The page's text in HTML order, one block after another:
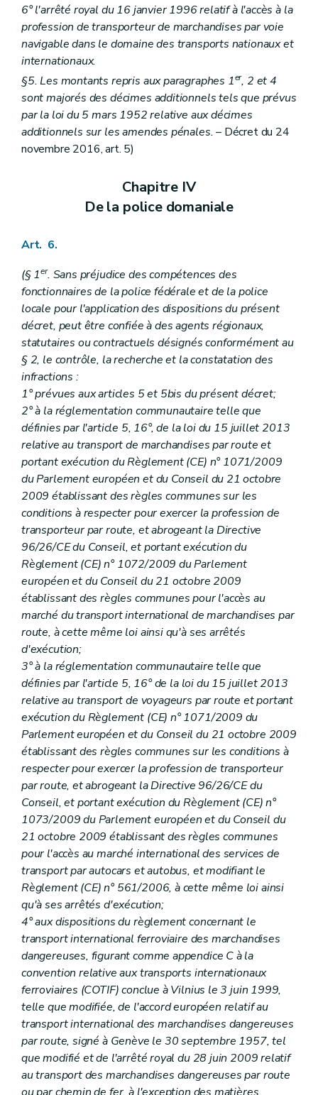
6° l'arrêté royal du 16 janvier 1996 relatif à l'accès à la
profession de transporteur de marchandises par voie
navigable dans le domaine des transports nationaux et
internationaux.
§5. Les montants repris aux paragraphes 1er, 2 et 4
sont majorés des décimes additionnels tels que prévus
par la loi du 5 mars 1952 relative aux décimes
additionnels sur les amendes pénales.– Décret du 24
novembre 2016, art. 5)
Chapitre IV
De la police domaniale
Art. 6.
(§ 1er. Sans préjudice des compétences des
fonctionnaires de la police fédérale et de la police
locale pour l'application des dispositions du présent
décret, peut être confiée à des agents régionaux,
statutaires ou contractuels désignés conformément au
§ 2, le contrôle, la recherche et la constatation des
infractions :
1° prévues aux articles 5 et 5bis du présent décret;
2° à la réglementation communautaire telle que
définies par l'article 5, 16°, de la loi du 15 juillet 2013
relative au transport de marchandises par route et
portant exécution du Règlement (CE) n° 1071/2009
du Parlement européen et du Conseil du 21 octobre
2009 établissant des règles communes sur les
conditions à respecter pour exercer la profession de
transporteur par route, et abrogeant la Directive
96/26/CE du Conseil, et portant exécution du
Règlement (CE) n° 1072/2009 du Parlement
européen et du Conseil du 21 octobre 2009
établissant des règles communes pour l'accès au
marché du transport international de marchandises par
route, à cette même loi ainsi qu'à ses arrêtés
d'exécution;
3° à la réglementation communautaire telle que
définies par l'article 5, 16° de la loi du 15 juillet 2013
relative au transport de voyageurs par route et portant
exécution du Règlement (CE) n° 1071/2009 du
Parlement européen et du Conseil du 21 octobre 2009
établissant des règles communes sur les conditions à
respecter pour exercer la profession de transporteur
par route, et abrogeant la Directive 96/26/CE du
Conseil, et portant exécution du Règlement (CE) n°
1073/2009 du Parlement européen et du Conseil du
21 octobre 2009 établissant des règles communes
pour l'accès au marché international des services de
transport par autocars et autobus, et modifiant le
Règlement (CE) n° 561/2006, à cette même loi ainsi
qu'à ses arrêtés d'exécution;
4° aux dispositions du règlement concernant le
transport international ferroviaire des marchandises
dangereuses, figurant comme appendice C à la
convention relative aux transports internationaux
ferroviaires (COTIF) conclue à Vilnius le 3 juin 1999,
telle que modifiée, de l'accord européen relatif au
transport international des marchandises dangereuses
par route, signé à Genève le 30 septembre 1957, tel
que modifié et de l'arrêté royal du 28 juin 2009 relatif
au transport des marchandises dangereuses par route